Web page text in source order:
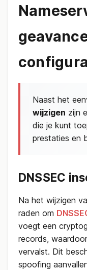
Naast het
wijzigen zijn
die je kunt
prestaties en
DNSSEC
Na het wijzigen
raden om
voegt een
records,
vervalst. Dit
spoofing